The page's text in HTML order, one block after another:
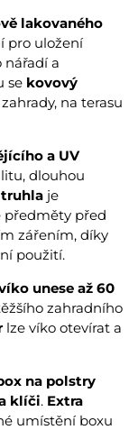
lakovaného
pro uložení
nářadí a
se kovový
na terasu
a UV
dlouhou
je
předměty před
zářením, díky
použití.
unese až 60
zahradního
lze víko otevírat a
na polstry
klíči. Extra
umístění boxu